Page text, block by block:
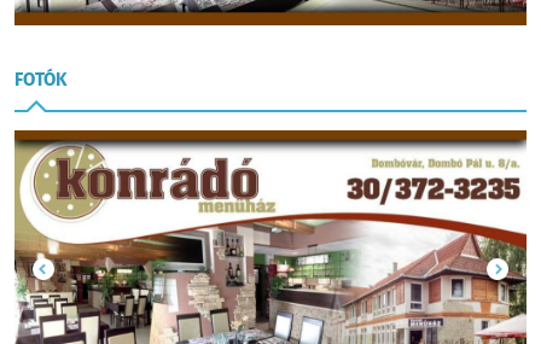
FOTÓK